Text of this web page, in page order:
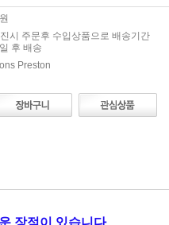
시 주문후 수입상품으로 배송기간
후 배송
Preston